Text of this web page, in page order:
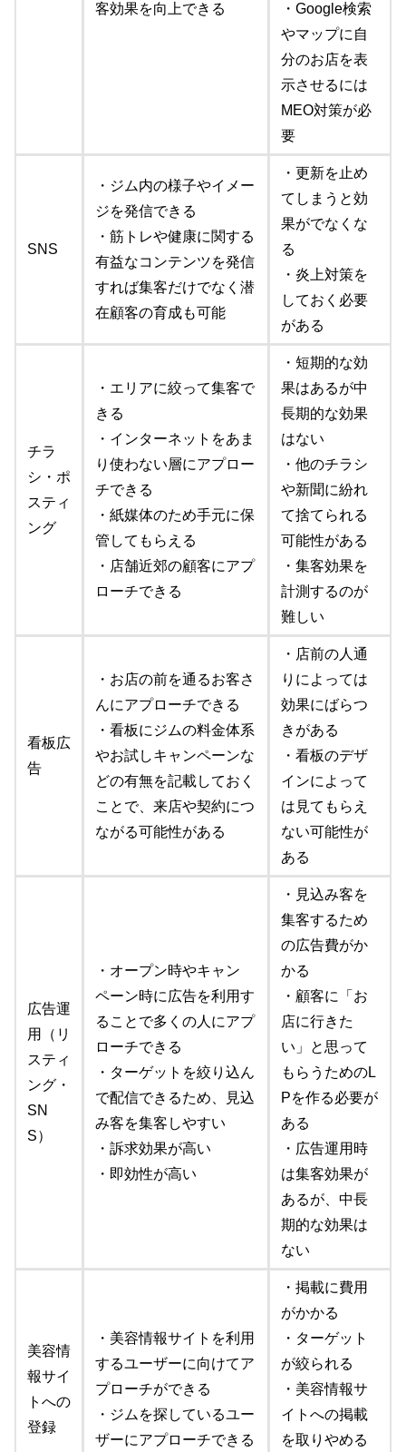
客効果を向上できる
・Google検索
やマップに自
分のお店を表
示させるには
MEO対策が必
要
SNS
・ジム内の様子やイメー
ジを発信できる
・筋トレや健康に関する
有益なコンテンツを発信
すれば集客だけでなく潜
在顧客の育成も可能
・更新を止め
てしまうと効
果がでなくな
る
・炎上対策を
しておく必要
がある
チラ
シ・ポ
スティ
ング
・エリアに絞って集客で
きる
・インターネットをあま
り使わない層にアプロー
チできる
・紙媒体のため手元に保
管してもらえる
・店舗近郊の顧客にアプ
ローチできる
・短期的な効
果はあるが中
長期的な効果
はない
・他のチラシ
や新聞に紛れ
て捨てられる
可能性がある
・集客効果を
計測するのが
難しい
看板広
告
・お店の前を通るお客さ
んにアプローチできる
・看板にジムの料金体系
やお試しキャンペーンな
どの有無を記載しておく
ことで、来店や契約につ
ながる可能性がある
・店前の人通
りによっては
効果にばらつ
きがある
・看板のデザ
インによって
は見てもらえ
ない可能性が
ある
広告運
用（リ
スティ
ング・
SN
S）
・オープン時やキャン
ペーン時に広告を利用す
ることで多くの人にアプ
ローチできる
・ターゲットを絞り込ん
で配信できるため、見込
み客を集客しやすい
・訴求効果が高い
・即効性が高い
・見込み客を
集客するため
の広告費がか
かる
・顧客に「お
店に行きた
い」と思って
もらうためのL
Pを作る必要が
ある
・広告運用時
は集客効果が
あるが、中長
期的な効果は
ない
美容情
報サイ
トへの
登録
・美容情報サイトを利用
するユーザーに向けてア
プローチができる
・ジムを探しているユー
ザーにアプローチできる
・掲載に費用
がかかる
・ターゲット
が絞られる
・美容情報サ
イトへの掲載
を取りやめる